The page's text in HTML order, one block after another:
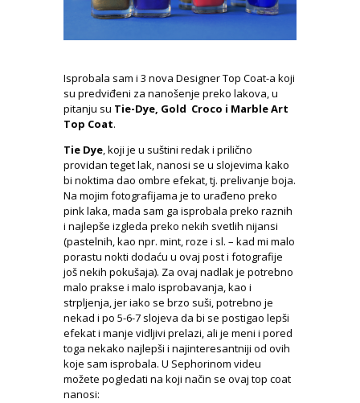
Isprobala sam i 3 nova Designer Top Coat-a koji
su predviđeni za nanošenje preko lakova, u
pitanju su Tie-Dye, Gold Croco i Marble Art
Top Coat.
Tie Dye, koji je u suštini redak i prilično
providan teget lak, nanosi se u slojevima kako
bi noktima dao ombre efekat, tj. prelivanje boja.
Na mojim fotografijama je to urađeno preko
pink laka, mada sam ga isprobala preko raznih
i najlepše izgleda preko nekih svetlih nijansi
(pastelnih, kao npr. mint, roze i sl. – kad mi malo
porastu nokti dodaću u ovaj post i fotografije
još nekih pokušaja). Za ovaj nadlak je potrebno
malo prakse i malo isprobavanja, kao i
strpljenja, jer iako se brzo suši, potrebno je
nekad i po 5-6-7 slojeva da bi se postigao lepši
efekat i manje vidljivi prelazi, ali je meni i pored
toga nekako najlepši i najinteresantniji od ovih
koje sam isprobala. U Sephorinom videu
možete pogledati na koji način se ovaj top coat
nanosi: